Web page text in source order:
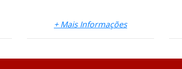
+ Mais Informações